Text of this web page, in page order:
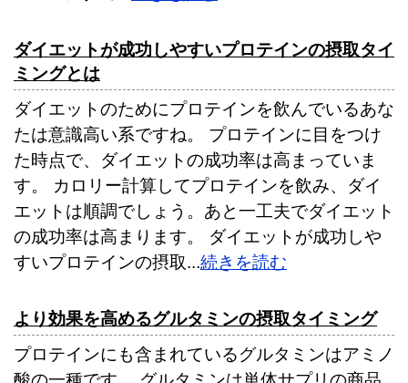
ダイエットが成功しやすいプロテインの摂取タイ
ミングとは
ダイエットのためにプロテインを飲んでいるあな
たは意識高い系ですね。 プロテインに目をつけ
た時点で、ダイエットの成功率は高まっていま
す。 カロリー計算してプロテインを飲み、ダイ
エットは順調でしょう。あと一工夫でダイエット
の成功率は高まります。 ダイエットが成功しや
すいプロテインの摂取...続きを読む
より効果を高めるグルタミンの摂取タイミング
プロテインにも含まれているグルタミンはアミノ